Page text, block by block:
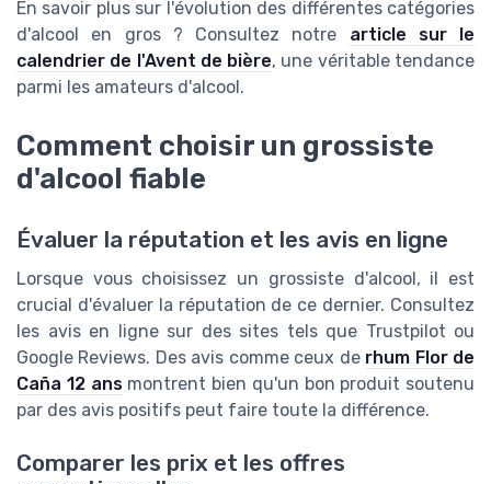
En savoir plus sur l'évolution des différentes catégories
d'alcool en gros ? Consultez notre article sur le
calendrier de l'Avent de bière, une véritable tendance
parmi les amateurs d'alcool.
Comment choisir un grossiste
d'alcool fiable
Évaluer la réputation et les avis en ligne
Lorsque vous choisissez un grossiste d'alcool, il est
crucial d'évaluer la réputation de ce dernier. Consultez
les avis en ligne sur des sites tels que Trustpilot ou
Google Reviews. Des avis comme ceux de rhum Flor de
Caña 12 ansmontrent bien qu'un bon produit soutenu
par des avis positifs peut faire toute la différence.
Comparer les prix et les offres